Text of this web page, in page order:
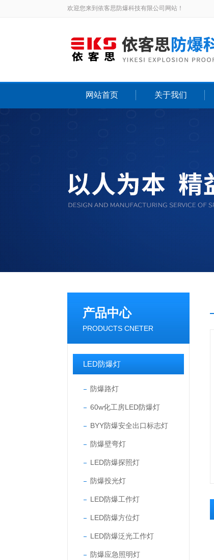
欢迎您来到依客思防爆科技有限公司网站！
网站首页 关于我们
产品中心
PRODUCTS CNETER
LED防爆灯
防爆路灯
60w化工房LED防爆灯
BYY防爆安全出口标志灯
防爆壁弯灯
LED防爆探照灯
防爆投光灯
LED防爆工作灯
LED防爆方位灯
LED防爆泛光工作灯
防爆应急照明灯